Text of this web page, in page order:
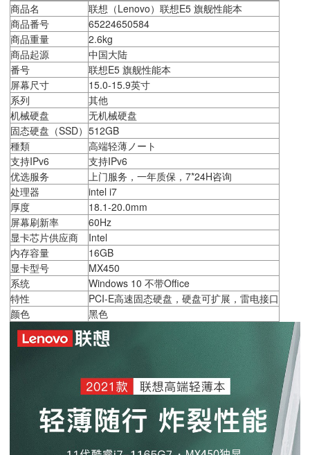
商品名
联想（Lenovo）联想E5 旗舰性能本
商品番号
65224650584
商品重量
2.6kg
商品起源
中国大陆
番号
联想E5 旗舰性能本
屏幕尺寸
15.0-15.9英寸
系列
其他
机械硬盘
无机械硬盘
固态硬盘（SSD） 512GB
種類
高端轻薄ノート
支持IPv6
支持IPv6
优选服务
上门服务，一年质保，7*24H咨询
处理器
intel i7
厚度
18.1-20.0mm
屏幕刷新率
60Hz
显卡芯片供应商
Intel
内存容量
16GB
显卡型号
MX450
系统
Windows 10 不带Office
特性
PCI-E高速固态硬盘，硬盘可扩展，雷电接口
颜色
黑色